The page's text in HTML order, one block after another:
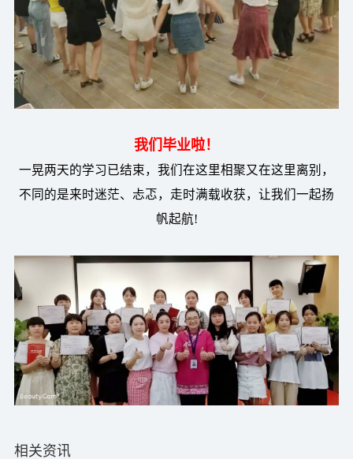
我们毕业啦！
一晃两天的学习已结束，我们在这里相聚又在这里离别，
不同的是来时迷茫、忐忑，走时满载收获，让我们一起扬
帆起航!
相关资讯